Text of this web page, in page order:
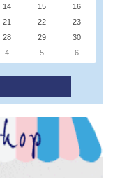
14 15
16
21 22
23
28 29
30
4 5 6